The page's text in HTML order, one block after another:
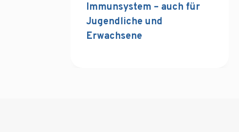
Immunsystem – auch für
Jugendliche und
Erwachsene